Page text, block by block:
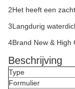
2Het heeft een
3Langdurig
4Brand New & High
Beschrijving
Type
Formulier